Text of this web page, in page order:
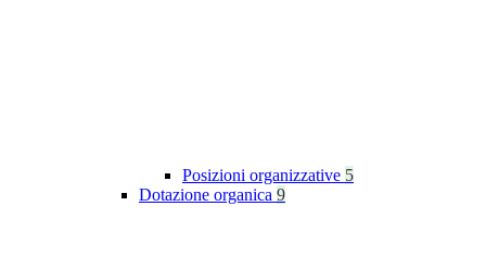
Posizioni organizzative 5
Dotazione organica 9